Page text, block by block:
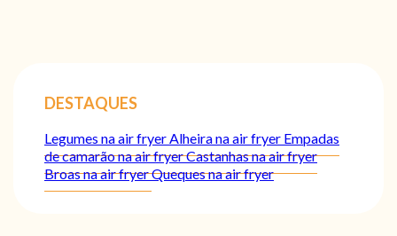
DESTAQUES
Legumes na air fryer Alheira na air fryer Empadas
de camarão na air fryerCastanhas na air fryer
Broas na air fryerQueques na air fryer